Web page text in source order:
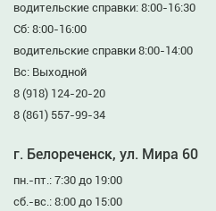
водительские справки: 8:00-16:30
Сб: 8:00-16:00
водительские справки 8:00-14:00
Вс: Выходной
8 (918) 124-20-20
8 (861) 557-99-34
г. Белореченск, ул. Мира 60
пн.-пт.: 7:30 до 19:00
сб.-вс.: 8:00 до 15:00